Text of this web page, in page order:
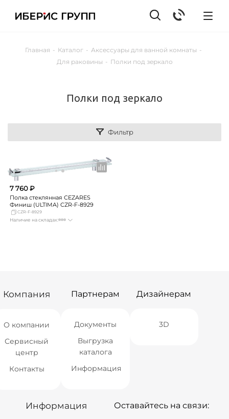
Главная - Каталог - Аксессуары для ванной комнаты -
Для раковины - Полки под зеркало
Полки под зеркало
Фильтр
7 760 ₽
Полка стеклянная CEZARES
Финиш (ULTIMA) CZR-F-8929
CZR-F-8929
Наличие на складах:
Компания
О компании
Сервисный
центр
Контакты
Партнерам
Документы
Выгрузка
каталога
Информация
Дизайнерам
3D
Информация Оставайтесь на связи: